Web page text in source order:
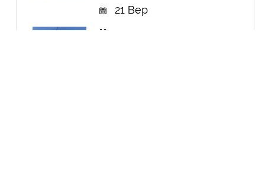
21 Вер
Курдистан: перша подорож